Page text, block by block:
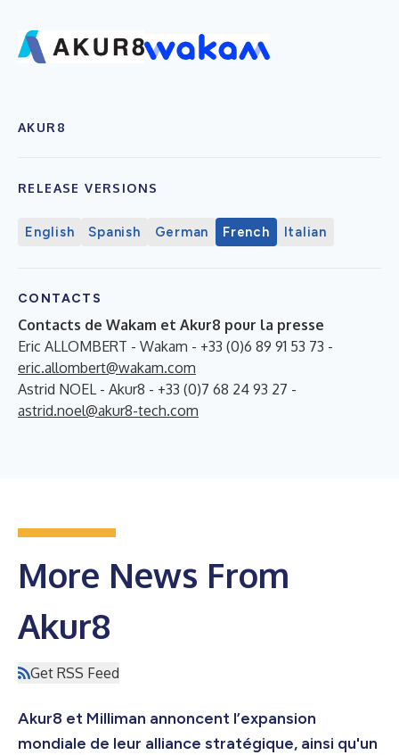
AKUR8
RELEASE VERSIONS
English Spanish German French Italian
CONTACTS
Contacts de Wakam et Akur8 pour la presse
Eric ALLOMBERT - Wakam - +33 (0)6 89 91 53 73 -
eric.allombert@wakam.com
Astrid NOEL - Akur8 - +33 (0)7 68 24 93 27 -
astrid.noel@akur8-tech.com
More News From
Akur8
Get RSS Feed
Akur8 et Milliman annoncent l’expansion
mondiale de leur alliance stratégique, ainsi qu'un